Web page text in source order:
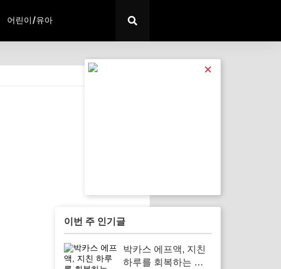
어린이/유아
✕
이번 주 인기글
박카스 에프액, 지친
하루를 회복하는 필